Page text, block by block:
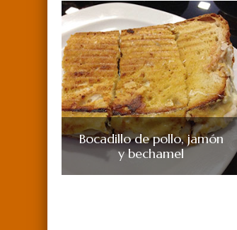
Bocadillo de pollo, jamón
y bechamel